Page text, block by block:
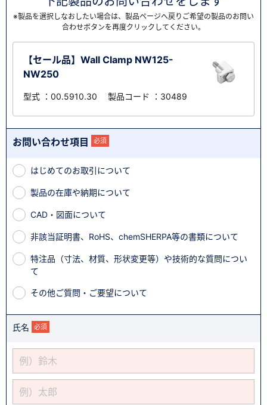
※製品を選択しなおしたい場合は、製品ページへ戻りご希望の製品のお問い
合わせボタンを再度クリックしてください。
【セール品】Wall Clamp NW125-
NW250
型式 ：00.5910.30 製品コード ：30489
お問い合わせ項目 必須
はじめてのお取引について
製品の在庫や納期について
CAD・図面について
非該当証明書、RoHS、chemSHERPA等の書類について
特注品（寸法、材質、形状変更等）や技術的な質問につい
て
その他ご質問・ご要望について
氏名 必須